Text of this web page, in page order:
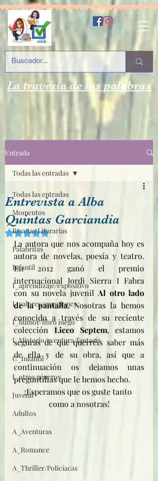
La travesía de las palabras
Entrada
Todas las entradas
Momentos
Recetas Literarias
Palabritas
Infantil
I_aprendizaje/expositivo
I_valores/emociones
I_humor/libro juego
I_Misterio/aventura/fantasía
C_Infantil
I_otros géneros
Juvenil
Adultos
A_Aventuras
A_Romance
A_Thriller/Policíacas
Todas las entradas
Entrevista a Alba
Quintas Garciandia
Obtuvo NaN de 5 estrellas.
La autora que nos acompaña hoy es
autora de novelas, poesía y teatro.
En 2012 ganó el premio
internacional Jordi Sierra I Fabra
con su novela juvenil Al otro lado
de la pantalla. Nosotras la hemos
conocido a través de su reciente
colección Liceo Septem, estamos
seguras de que querréis saber más
de ella y de su obra, así que a
continuación os dejamos unas
preguntillas que le hemos hecho.
¡Esperamos que os guste tanto
como a nosotras!